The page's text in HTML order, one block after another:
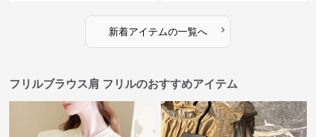
新着アイテムの一覧へ ›
フリルブラウス肩 フリルのおすすめアイテム